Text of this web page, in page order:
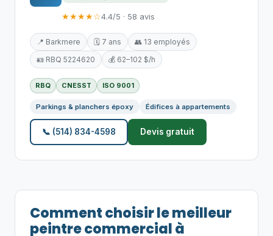
★★★★☆4.4/5 · 58 avis
📍 Barkmere 🗓️ 7 ans
👥 13 employés
🪪 RBQ 5224620
💰 62–102 $/h
RBQ CNESST ISO 9001
Parkings & planchers époxy Édifices à appartements
📞 (514) 834-4598 Devis gratuit
Comment choisir le meilleur
peintre commercial à